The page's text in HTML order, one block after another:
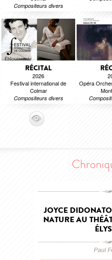
Compositeurs divers
RÉCITAL
2026
Festival international de
Colmar
Compositeurs divers
Opéra
JOYCE
NATURE AU
Paul